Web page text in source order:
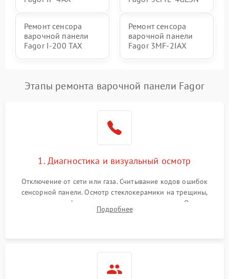
Ремонт сенсора
варочной панели
Fagor I-200 TAX
Ремонт сенсора
варочной панели
Fagor 3MF-2IAX
Этапы ремонта варочной панели Fagor
1. Диагностика и визуальный осмотр
Отключение от сети или газа. Считывание кодов ошибок
сенсорной панели. Осмотр стеклокерамики на трещины,
проверка конфорок на равномерность нагрева. Опрос
клиента о симптомах (не включается, не видит посуду,
Подробнее